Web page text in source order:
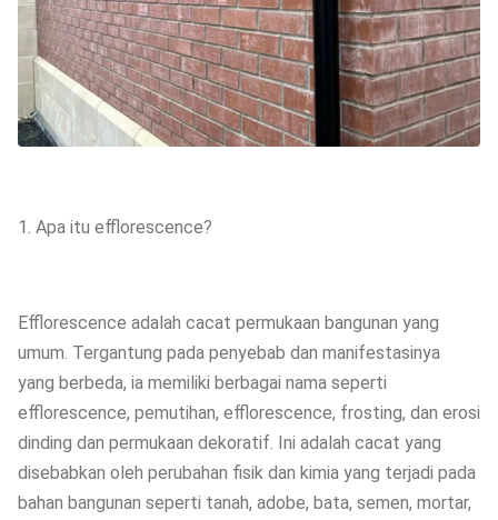
1. Apa itu efflorescence?
Efflorescence adalah cacat permukaan bangunan yang
umum. Tergantung pada penyebab dan manifestasinya
yang berbeda, ia memiliki berbagai nama seperti
efflorescence, pemutihan, efflorescence, frosting, dan erosi
dinding dan permukaan dekoratif. Ini adalah cacat yang
disebabkan oleh perubahan fisik dan kimia yang terjadi pada
bahan bangunan seperti tanah, adobe, bata, semen, mortar,